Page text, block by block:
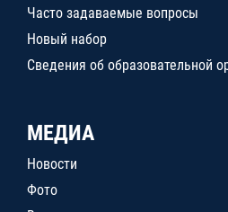
Часто задаваемые вопросы
Новый набор
Сведения об образовательной
МЕДИА
Новости
Фото